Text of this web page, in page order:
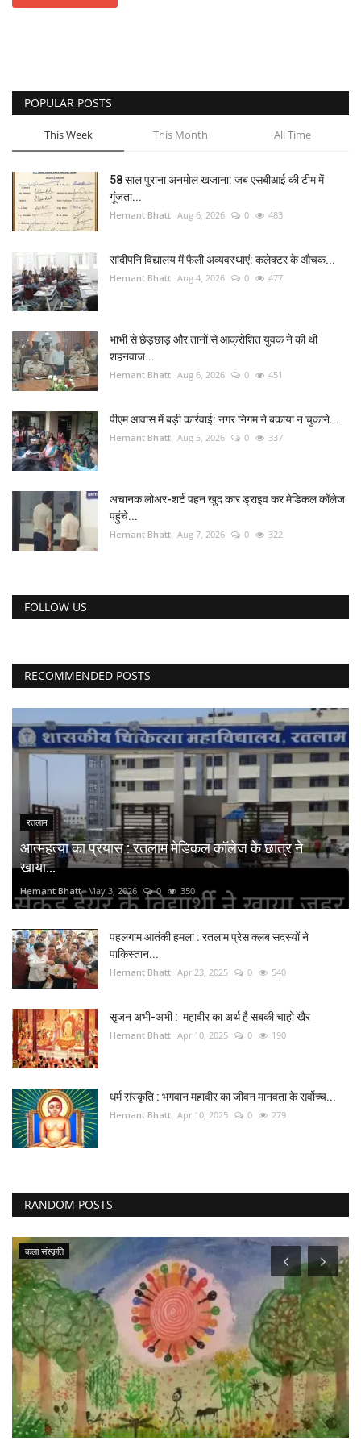
POPULAR POSTS
This Week This Month All Time
58 साल पुराना अनमोल खजाना: जब एसबीआई की टीम में
गूंजता...
Hemant Bhatt Aug 6, 2026 0 483
सांदीपनि विद्यालय में फैली अव्यवस्थाएं: कलेक्टर के औचक...
Hemant Bhatt Aug 4, 2026 0 477
भाभी से छेड़छाड़ और तानों से आक्रोशित युवक ने की थी
शहनवाज...
Hemant Bhatt Aug 6, 2026 0 451
पीएम आवास में बड़ी कार्रवाई: नगर निगम ने बकाया न चुकाने...
Hemant Bhatt Aug 5, 2026 0 337
अचानक लोअर-शर्ट पहन खुद कार ड्राइव कर मेडिकल कॉलेज
पहुंचे...
Hemant Bhatt Aug 7, 2026 0 322
FOLLOW US
RECOMMENDED POSTS
रतलाम
आत्महत्या का प्रयास : रतलाम मेडिकल कॉलेज के छात्र ने
खाया...
Hemant Bhatt May 3, 2026 0 350
पहलगाम आतंकी हमला : रतलाम प्रेस क्लब सदस्यों ने
पाकिस्तान...
Hemant Bhatt Apr 23, 2025 0 540
सृजन अभी-अभी : महावीर का अर्थ है सबकी चाहो खैर
Hemant Bhatt Apr 10, 2025 0 190
धर्म संस्कृति : भगवान महावीर का जीवन मानवता के सर्वोच्च...
Hemant Bhatt Apr 10, 2025 0 279
RANDOM POSTS
अंतर्राष्ट्रीय